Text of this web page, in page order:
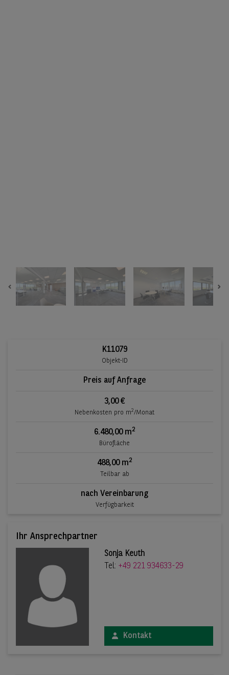
Previous
K11079
Objekt-ID
Preis auf Anfrage
3,00 €
Nebenkosten pro m2/Monat
6.480,00 m2
Bürofläche
488,00 m2
Teilbar ab
nach Vereinbarung
Verfügbarkeit
Ihr Ansprechpartner
Sonja Keuth
Tel: +49 221 934633-29
Kontakt